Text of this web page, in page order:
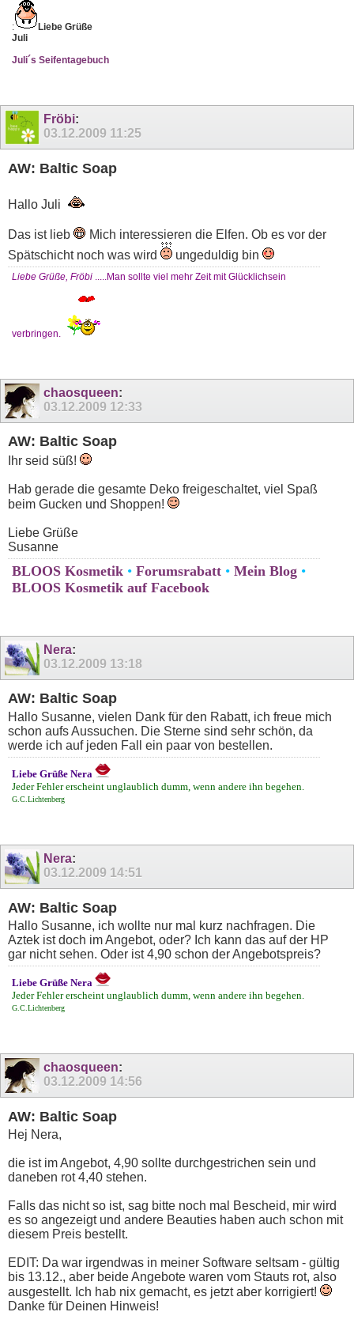
:
Liebe Grüße
Juli
Juli´s Seifentagebuch
Fröbi:
03.12.2009 11:25
AW: Baltic Soap
Hallo Juli
Das ist lieb
Mich interessieren die Elfen. Ob es vor der
Spätschicht noch was wird
ungeduldig bin
Liebe Grüße, Fröbi .....Man sollte viel mehr Zeit mit Glücklichsein
verbringen.
chaosqueen:
03.12.2009 12:33
AW: Baltic Soap
Ihr seid süß!
Hab gerade die gesamte Deko freigeschaltet, viel Spaß
beim Gucken und Shoppen!
Liebe Grüße
Susanne
BLOOS Kosmetik • Forumsrabatt • Mein Blog •
BLOOS Kosmetik auf Facebook
Nera:
03.12.2009 13:18
AW: Baltic Soap
Hallo Susanne, vielen Dank für den Rabatt, ich freue mich
schon aufs Aussuchen. Die Sterne sind sehr schön, da
werde ich auf jeden Fall ein paar von bestellen.
Liebe Grüße Nera
Jeder Fehler erscheint unglaublich dumm, wenn andere ihn begehen.
G.C.Lichtenberg
Nera:
03.12.2009 14:51
AW: Baltic Soap
Hallo Susanne, ich wollte nur mal kurz nachfragen. Die
Aztek ist doch im Angebot, oder? Ich kann das auf der HP
gar nicht sehen. Oder ist 4,90 schon der Angebotspreis?
Liebe Grüße Nera
Jeder Fehler erscheint unglaublich dumm, wenn andere ihn begehen.
G.C.Lichtenberg
chaosqueen:
03.12.2009 14:56
AW: Baltic Soap
Hej Nera,
die ist im Angebot, 4,90 sollte durchgestrichen sein und
daneben rot 4,40 stehen.
Falls das nicht so ist, sag bitte noch mal Bescheid, mir wird
es so angezeigt und andere Beauties haben auch schon mit
diesem Preis bestellt.
EDIT: Da war irgendwas in meiner Software seltsam - gültig
bis 13.12., aber beide Angebote waren vom Stauts rot, also
ausgestellt. Ich hab nix gemacht, es jetzt aber korrigiert!
Danke für Deinen Hinweis!